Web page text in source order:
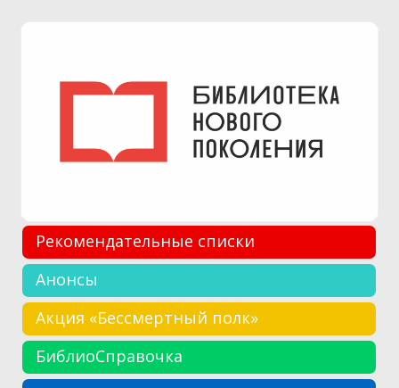
Рекомендательные списки
Анонсы
Акция «Бессмертный полк»
БиблиоСправочка